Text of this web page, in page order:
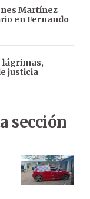
Martínez
en Fernando
lágrimas,
justicia
sección